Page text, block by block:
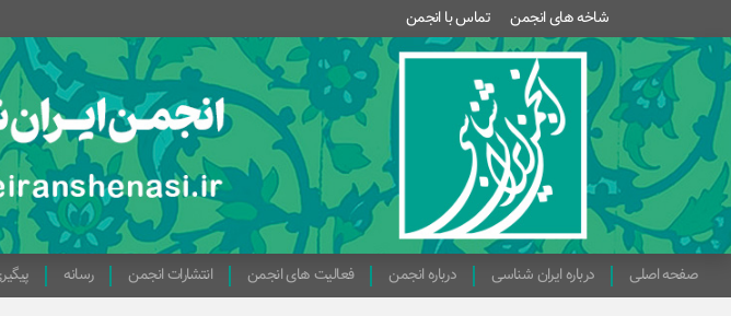
شاخه های انجمن تماس با انجمن
صفحه اصلی درباره ایران شناسی درباره انجمن فعالیت های انجمن انتشارات انجمن رسانه